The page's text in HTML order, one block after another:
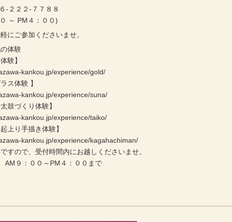
-２２２-７７８８
～ PM４：００)
にご参加くださいませ。
体験
験】
kankou.jp/experience/gold/
ス体験 】
kankou.jp/experience/suna/
鼓づくり体験】
kankou.jp/experience/taiko/
上り手描き体験】
kankou.jp/experience/kagahachiman/
すので、受付時間内にお越しくださいませ。
９：００～PM４：００まで